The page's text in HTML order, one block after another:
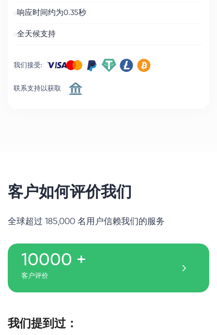
响应时间约为0.35秒
全天候支持
我们接受:
联系支持以获取
客户如何评价我们
全球超过 185,000 名用户信赖我们的服务
10000 +
客户评价
我们提到过：